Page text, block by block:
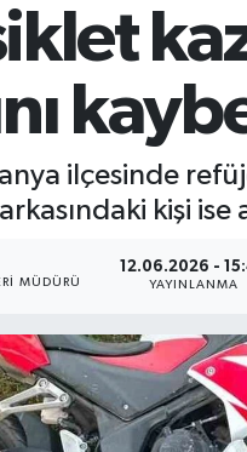
ilçesinde
kişi ise
MÜDÜRÜ
12.06.2026 -
YAYINLANMA